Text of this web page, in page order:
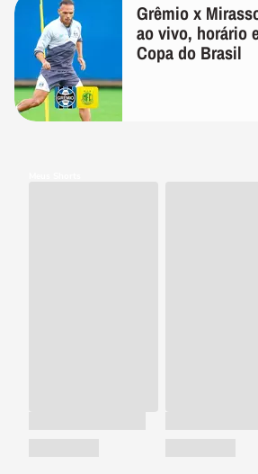
Grêmio x
ao vivo, horário
Copa do Brasil